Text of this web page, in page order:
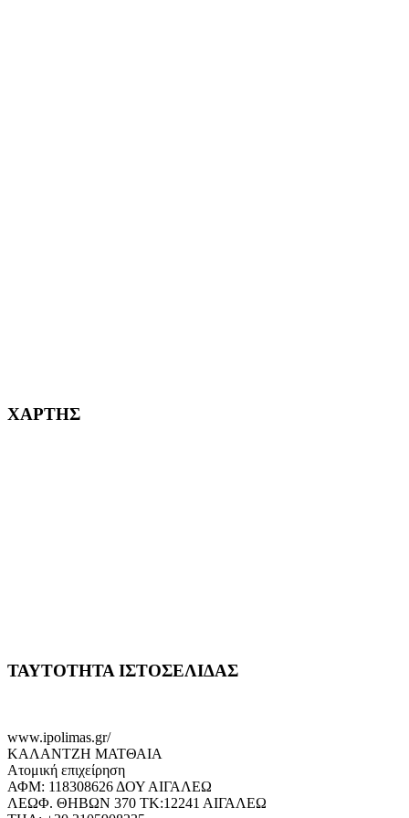
ΧΑΡΤΗΣ
ΤΑΥΤΟΤΗΤΑ ΙΣΤΟΣΕΛΙΔΑΣ
www.ipolimas.gr/
ΚΑΛΑΝΤΖΗ ΜΑΤΘΑΙΑ
Ατομική επιχείρηση
ΑΦΜ: 118308626 ΔΟΥ ΑΙΓΑΛΕΩ
ΛΕΩΦ. ΘΗΒΩΝ 370 ΤΚ:12241 ΑΙΓΑΛΕΩ